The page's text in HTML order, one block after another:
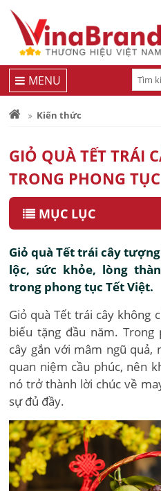
MENU
Kiến thức
GIỎ QUÀ TẾT TRÁI
TRONG PHONG
MỤC LỤC
Giỏ quà Tết trái cây
lộc, sức khỏe, lòng
trong phong tục Tết Việt.
Giỏ quà Tết trái cây không
biếu tặng đầu năm.
cây gắn với mâm ngũ
quan niệm cầu phúc, nên
nó trở thành lời chúc về
sự đủ đầy.